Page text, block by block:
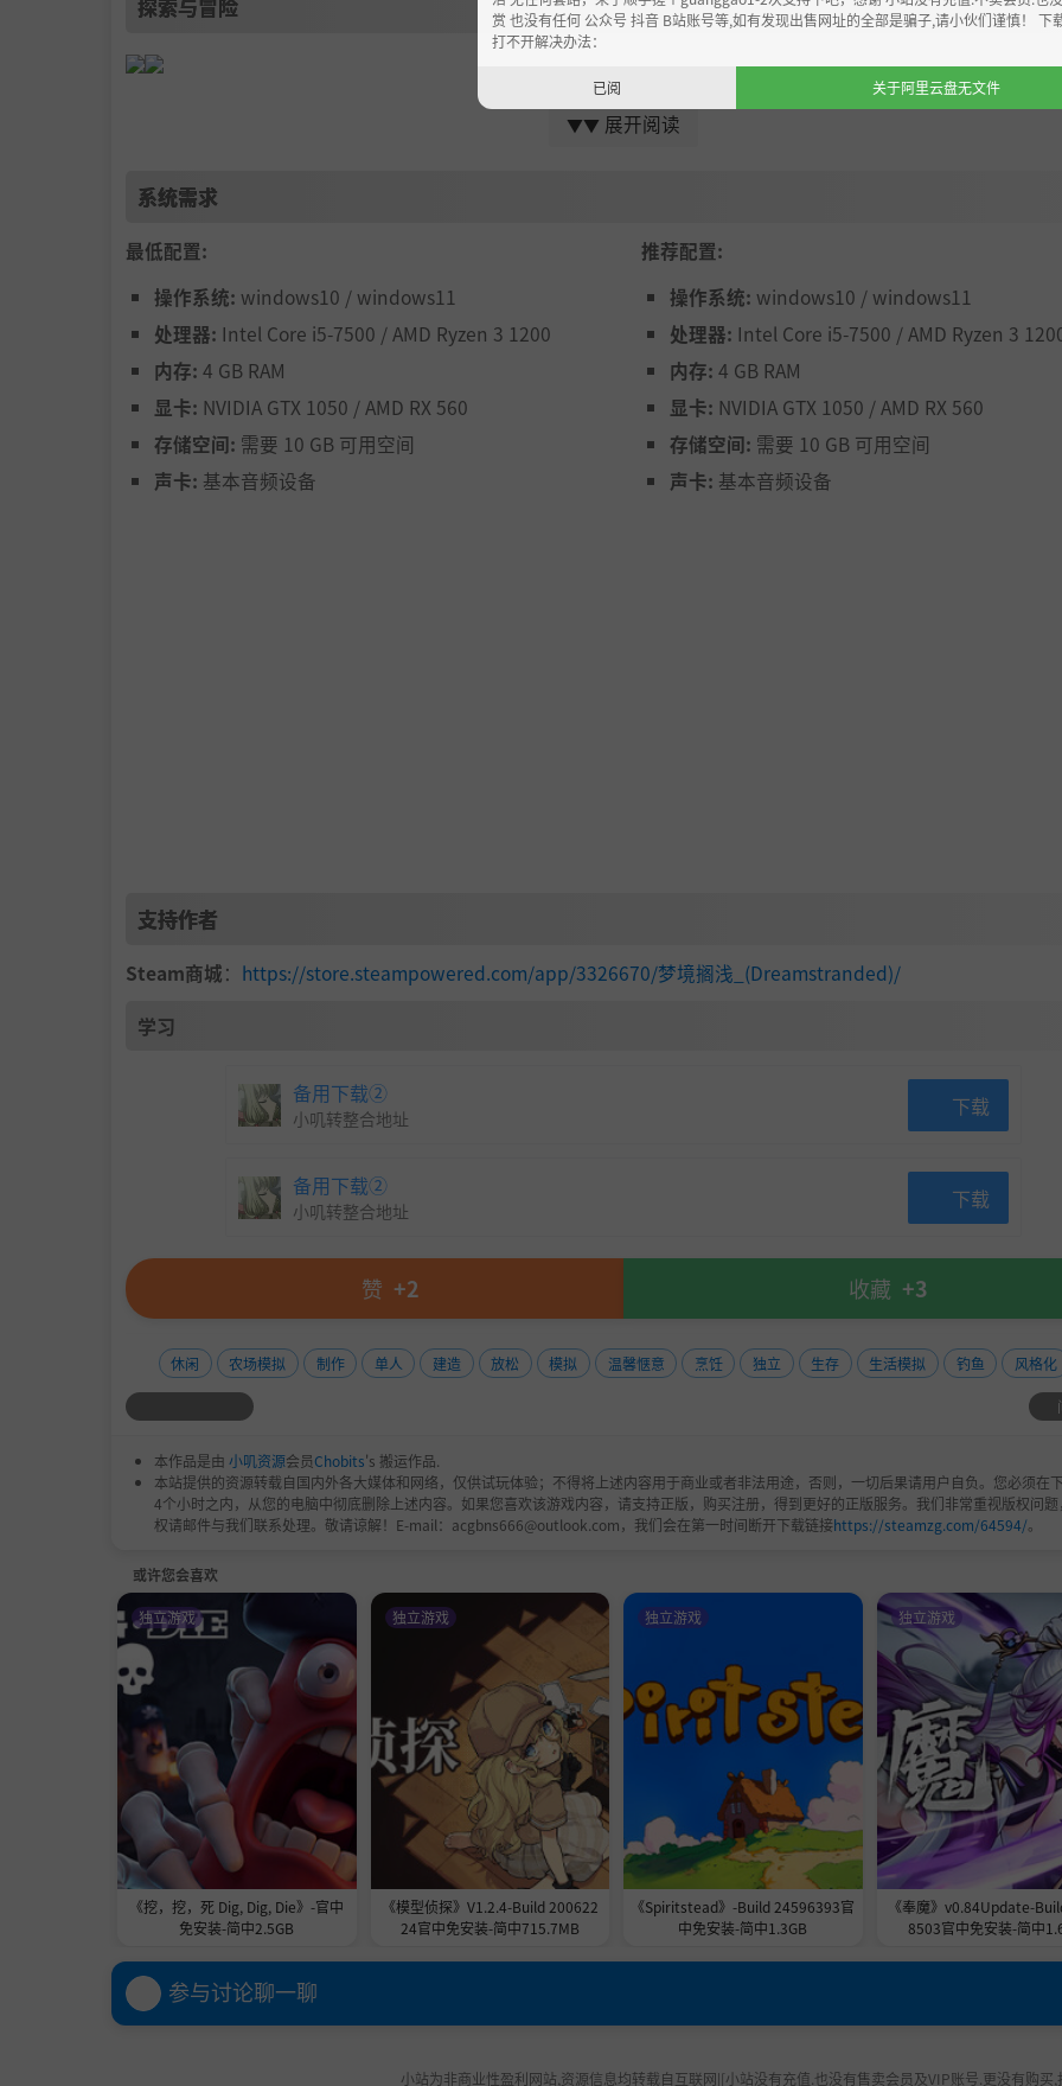
探索与冒险
▼▼ 展开阅读
系统需求
最低配置:
操作系统: windows10 / windows11
处理器: Intel Core i5-7500 / AMD Ryzen 3 1200
内存: 4 GB RAM
显卡: NVIDIA GTX 1050 / AMD RX 560
存储空间: 需要 10 GB 可用空间
声卡: 基本音频设备
推荐配置:
操作系统: windows10 / windows11
处理器: Intel Core i5-7500 / AMD Ryzen 3
内存: 4 GB RAM
显卡: NVIDIA GTX 1050 / AMD RX 560
存储空间: 需要 10 GB 可用空间
声卡: 基本音频设备
支持作者
Steam商城： https://store.steampowered.com/app/3326670/梦境搁浅_(Dreamstranded)/
学习
备用下载②
小叽转整合地址 下载
备用下载②
小叽转整合地址 下载
赞 +2 收藏 +3
休闲 农场模拟 制作 单人 建造 放松 模拟 温馨惬意 烹饪 独立 生存 生活模拟 钓鱼 风格化
本作品是由 小叽资源会员Chobits's 搬运作品.
本站提供的资源转载自国内外各大媒体和网络，仅供试玩体验；不得将上述内容用于商业或者非法用途，否则，一切后果请用户自负。您必须在
4个小时之内，从您的电脑中彻底删除上述内容。如果您喜欢该游戏内容，请支持正版，购买注册，得到更好的正版服务。我们非常重视版权问题
权请邮件与我们联系处理。敬请谅解！E-mail：acgbns666@outlook.com，我们会在第一时间断开下载链接https://steamzg.com/64594/。
或许您会喜欢
《挖，挖，死 Dig, Dig, Die》-官中
免安装-简中2.5GB
独立游戏
《模型侦探》V1.2.4-Build 200622
24官中免安装-简中715.7MB
独立游戏
《Spiritstead》-Build 24596393官
中免安装-简中1.3GB
独立游戏
《奉魔》v0.84Update-
8503官中免安装-简中
独立游戏
参与讨论聊一聊
小站为非商业性盈利网站,资源信息均转载自互联网|[小站没有充值.也没有售卖会员及VIP账号.更没有购买
赏 也没有任何 公众号 抖音 B站账号等,如有发现出售网址的全部是骗子,请小伙们谨慎！ 下
打不开解决办法：
已阅 关于阿里云盘无文件